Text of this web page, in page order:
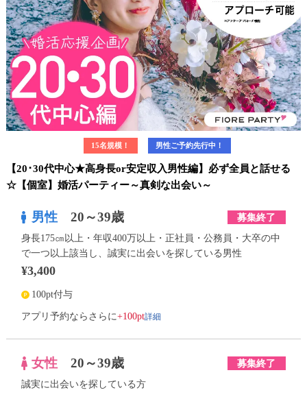
15名規模！ 男性ご予約先行中！
【20･30代中心★高身長or安定収入男性編】必ず全員と話せる
☆【個室】婚活パーティー～真剣な出会い～
男性 20～39歳 募集終了
身長175㎝以上・年収400万以上・正社員・公務員・大卒の中
で一つ以上該当し、誠実に出会いを探している男性
¥3,400
100pt付与
アプリ予約ならさらに+100pt詳細
女性 20～39歳 募集終了
誠実に出会いを探している方